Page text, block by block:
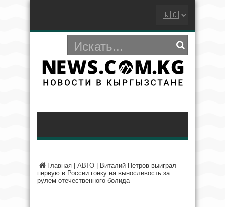
Главная АВТО
Виталий Петров выиграл
первую в России гонку на выносливость за
рулем отечественного болида